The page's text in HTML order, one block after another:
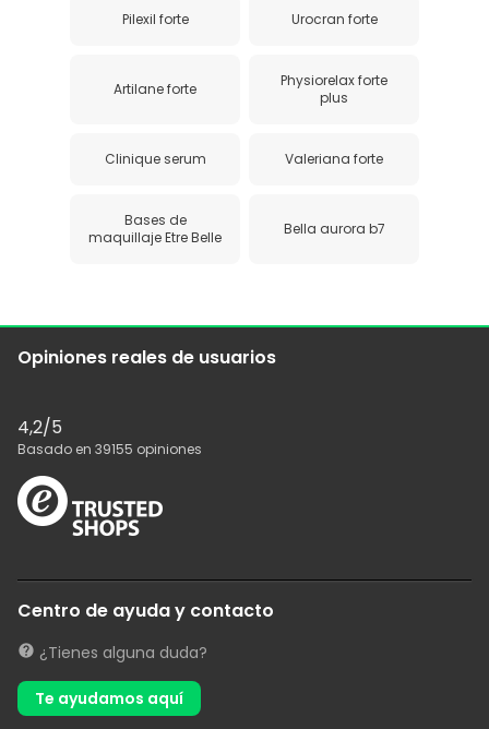
Pilexil forte Urocran forte
Artilane forte
Physiorelax forte
plus
Clinique serum Valeriana forte
Bases de
maquillaje Etre Belle
Bella aurora b7
Opiniones reales de usuarios
4,2/5
Basado en 39155 opiniones
Centro de ayuda y contacto
¿Tienes alguna duda?
Te ayudamos aquí